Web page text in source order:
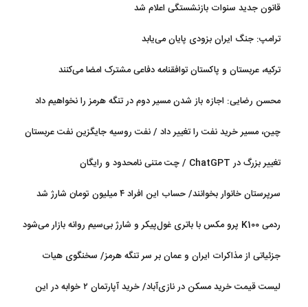
قانون جدید سنوات بازنشستگی اعلام شد
ترامپ: جنگ ایران بزودی پایان می‌یابد
ترکیه، عربستان و پاکستان توافقنامه دفاعی مشترک امضا می‌کنند
محسن رضایی: اجازه باز شدن مسیر دوم در تنگه هرمز را نخواهیم داد
چین، مسیر خرید نفت را تغییر داد / نفت روسیه جایگزین نفت عربستان
تغییر بزرگ در ChatGPT / چت متنی نامحدود و رایگان
سرپرستان خانوار بخوانند/ حساب این افراد ۴ میلیون تومان شارژ شد
ردمی K100 پرو مکس با باتری غول‌پیکر و شارژ بی‌سیم روانه بازار می‌شود
جزئیاتی از مذاکرات ایران و عمان بر سر تنگه هرمز/ سخنگوی هیات
رئیسه مجلس: بیانیه‌ای شامل تصحیح مسیر تردد دریایی در تنگه، در
لیست قیمت خرید مسکن در نازی‌آباد/ خرید آپارتمان ۲ خوابه در این